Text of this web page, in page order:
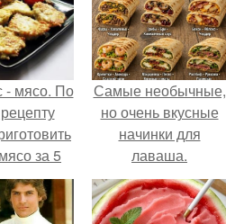
- мясо. По
за 5
Самые необычные,
но очень вкусные
начинки для
лаваша.